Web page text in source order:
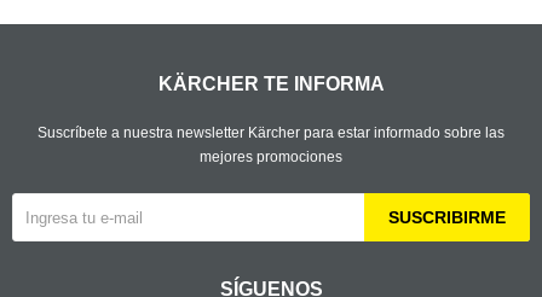
SÍGUENOS
KÄRCHER TE INFORMA
Suscríbete a nuestra newsletter Kärcher para estar informado sobre las
mejores promociones
SUSCRIBIRME